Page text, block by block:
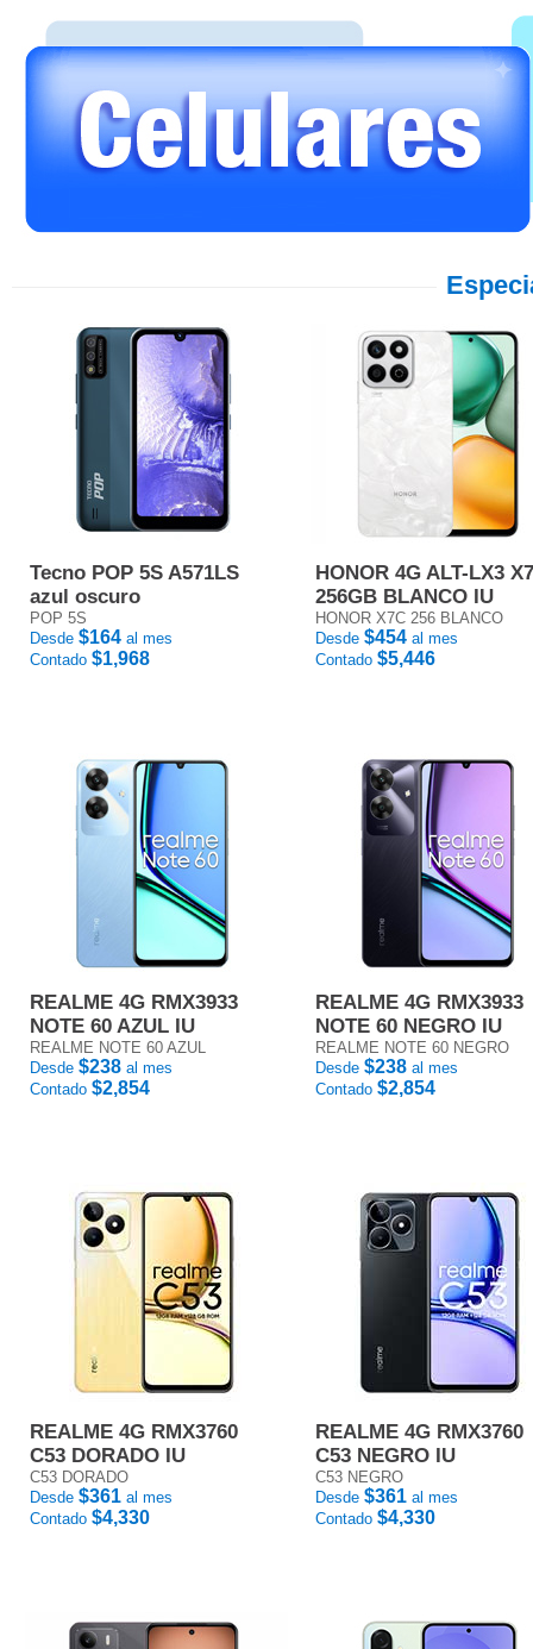
Tecno POP 5S A571LS
azul oscuro
POP 5S
Desde $164 al mes
Contado $1,968
HONOR 4G ALT-LX3
256GB BLANCO IU
HONOR X7C 256 BLANCO
Desde $454 al mes
Contado $5,446
REALME 4G RMX3933
NOTE 60 AZUL IU
REALME NOTE 60 AZUL
Desde $238 al mes
Contado $2,854
REALME 4G RMX3933
NOTE 60 NEGRO IU
REALME NOTE 60 NEGRO
Desde $238 al mes
Contado $2,854
REALME 4G RMX3760
C53 DORADO IU
C53 DORADO
Desde $361 al mes
Contado $4,330
REALME 4G RMX3760
C53 NEGRO IU
C53 NEGRO
Desde $361 al mes
Contado $4,330